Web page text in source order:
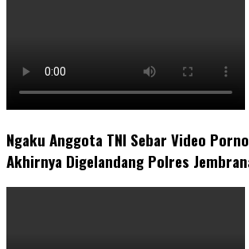
Ngaku Anggota TNI Sebar Video
Akhirnya Digelandang Polres